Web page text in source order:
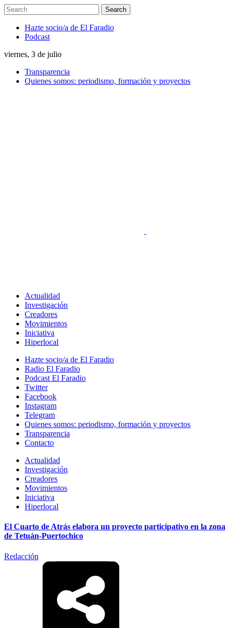
Hazte socio/a de El Faradio
Podcast
viernes, 3 de julio
Transparencia
Quienes somos: periodismo, formación y proyectos
Actualidad
Investigación
Creadores
Movimientos
Iniciativa
Hiperlocal
Hazte socio/a de El Faradio
Radio El Faradio
Podcast El Faradio
Twitter
Facebook
Instagram
Telegram
Quienes somos: periodismo, formación y proyectos
Transparencia
Contacto
Actualidad
Investigación
Creadores
Movimientos
Iniciativa
Hiperlocal
El Cuarto de Atrás elabora un proyecto participativo en la zona
de Tetuán-Puertochico
Redacción